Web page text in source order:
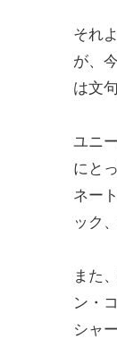
それ
が、
は文
ユニ
にと
ネー
ック
また
ン・
シャ